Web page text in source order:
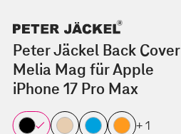
Peter Jäckel Back Cover
Melia Mag für Apple
iPhone 17 Pro Max
+ 1